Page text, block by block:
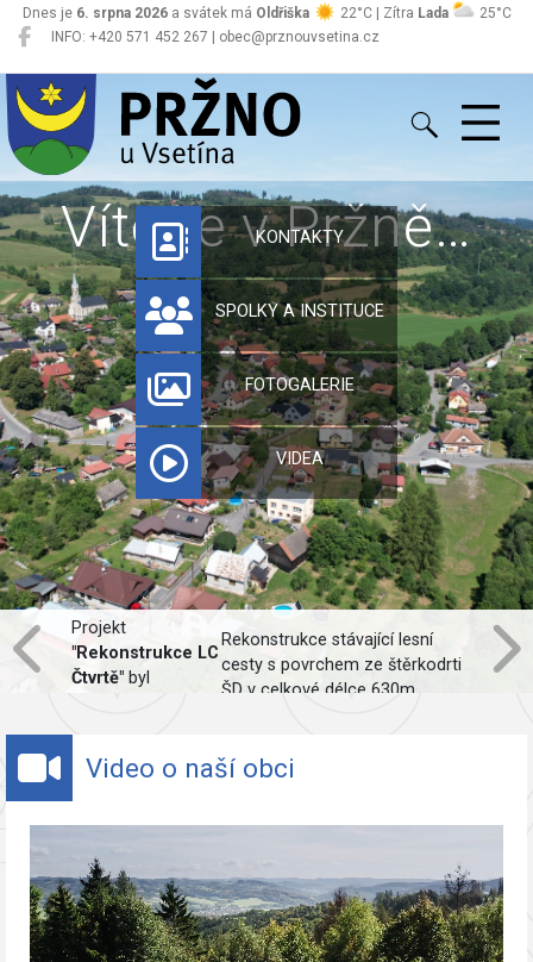
INFO: +420 571 452 267 | obec@prznouvsetina.cz
Dnes je 6. srpna 2026a svátek má Oldřiška 22°C | Zítra Lada 25°C
Pržno
Vítejte v Pržně…
KONTAKTY
SPOLKY A INSTITUCE
FOTOGALERIE
VIDEA
Projekt
"Rekonstrukce LC
Čtvrtě" byl
Rekonstrukce stávající lesní
cesty s povrchem ze štěrkodrti
ŠD v celkové délce 630m,
Video o naší obci